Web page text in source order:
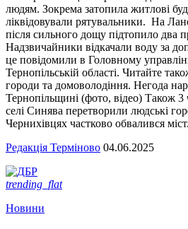
людям. Зокрема затопила житлові
ліквідовували рятувальники. На
після сильного дощу підтопило два
Надзвичайники відкачали воду за
це повідомили в Головному
Тернопільській області. Читайте
городи та домоволодіння. Негода
Тернопільщині (фото, відео) Також 3
селі Синява перетворили людські
Чернихівцях частково обвалився міст.
Редакція Терміново 04.06.2025
trending_flat
Новини